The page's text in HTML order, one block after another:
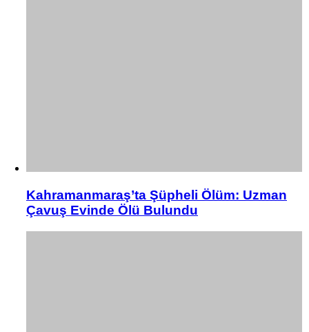
Kahramanmaraş’ta Şüpheli Ölüm: Uzman
Çavuş Evinde Ölü Bulundu